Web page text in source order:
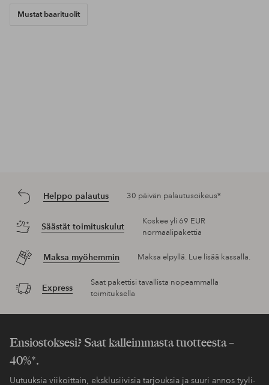
Mustat baarituolit
Helppo palautus 30 päivän palautusoikeus*
Säästät toimituskulut
Koskee yli 69 EUR
normaalipakettia
Maksa myöhemmin Maksa elpyllä. Lue lisää kassalla.
Express
Saat pakettisi tavallista nopeammalla
toimituksella
Ensiostoksesi? Saat kalleimmasta tuotteesta –
40%*.
Uutuuksia viikoittain, eksklusiivisia tarjouksia ja suuri annos tyyli-